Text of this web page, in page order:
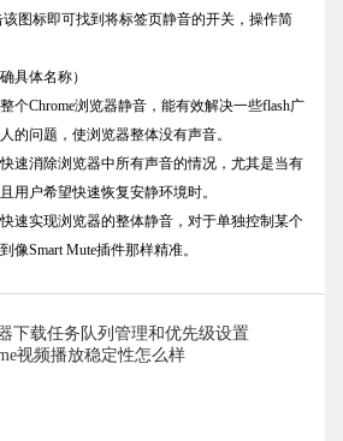
图标即可找到将标签页静音的开关，操作简
具体名称）
个Chrome浏览器静音，能有效解决一些flash广
的问题，使浏览器整体没有声音。
速消除浏览器中所有声音的情况，尤其是当有
用户希望快速恢复安静环境时。
速实现浏览器的整体静音，对于单独控制某个
像Smart Mute插件那样精准。
下载任务队列管理和优先级设置
视频播放稳定性怎么样